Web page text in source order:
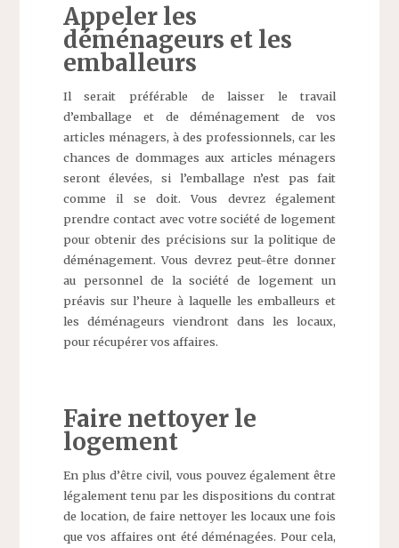
Appeler les
déménageurs et les
emballeurs
Il serait préférable de laisser le travail
d’emballage et de déménagement de vos
articles ménagers, à des professionnels, car les
chances de dommages aux articles ménagers
seront élevées, si l’emballage n’est pas fait
comme il se doit. Vous devrez également
prendre contact avec votre société de logement
pour obtenir des précisions sur la politique de
déménagement. Vous devrez peut-être donner
au personnel de la société de logement un
préavis sur l’heure à laquelle les emballeurs et
les déménageurs viendront dans les locaux,
pour récupérer vos affaires.
Faire nettoyer le
logement
En plus d’être civil, vous pouvez également être
légalement tenu par les dispositions du contrat
de location, de faire nettoyer les locaux une fois
que vos affaires ont été déménagées. Pour cela,